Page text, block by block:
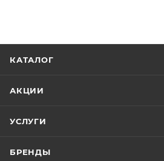
КАТАЛОГ
АКЦИИ
УСЛУГИ
БРЕНДЫ